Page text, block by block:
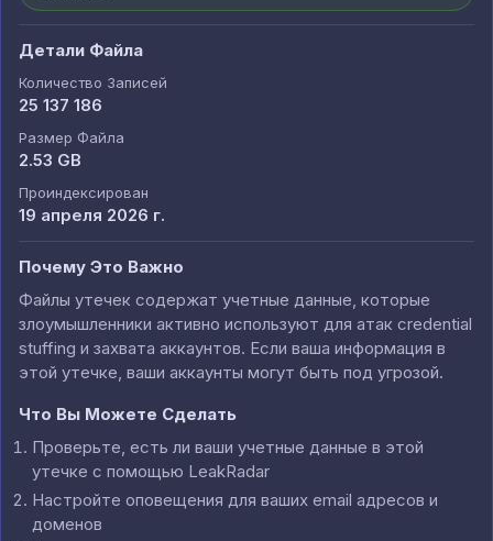
Детали Файла
Количество Записей
25 137 186
Размер Файла
2.53 GB
Проиндексирован
19 апреля 2026 г.
Почему Это Важно
Файлы утечек содержат учетные данные, которые
злоумышленники активно используют для атак credential
stuffing и захвата аккаунтов. Если ваша информация в
этой утечке, ваши аккаунты могут быть под угрозой.
Что Вы Можете Сделать
Проверьте, есть ли ваши учетные данные в этой
утечке с помощью LeakRadar
Настройте оповещения для ваших email адресов и
доменов